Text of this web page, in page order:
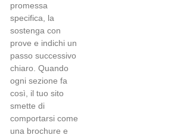
promessa
specifica, la
sostenga con
prove e indichi un
passo successivo
chiaro. Quando
ogni sezione fa
così, il tuo sito
smette di
comportarsi come
una brochure e